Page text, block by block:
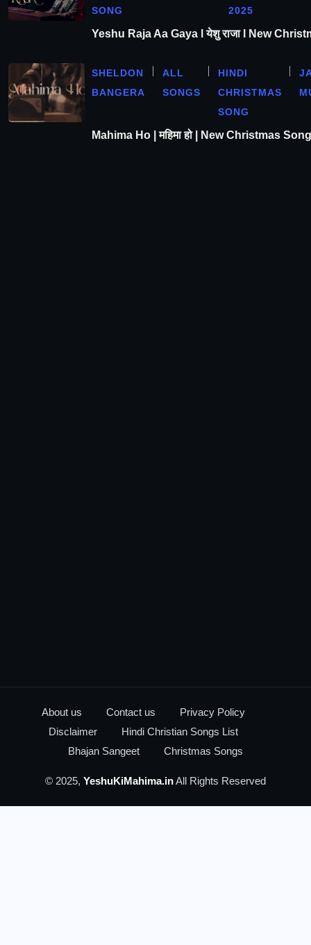
SONG
2025
Yeshu Raja Aa Gaya l येशु राजा l New
SHELDON
BANGERA
ALL
SONGS
HINDI
CHRISTMAS
SONG
Mahima Ho | महिमा हो | New Christmas Song
About us Contact us
Privacy Policy
Disclaimer
Hindi Christian Songs List
Bhajan Sangeet
Christmas Songs
© 2025, YeshuKiMahima.inAll Rights Reserved